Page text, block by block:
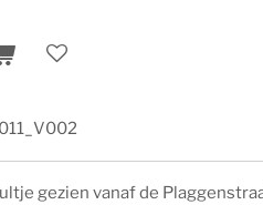
gezien vanaf de